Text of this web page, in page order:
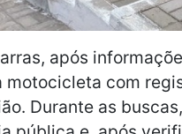
após
com
Durante as